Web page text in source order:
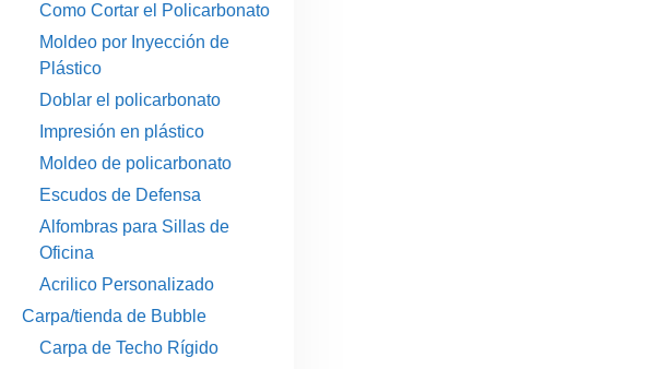
Como Cortar el Policarbonato
Moldeo por Inyección de
Plástico
Doblar el policarbonato
Impresión en plástico
Moldeo de policarbonato
Escudos de Defensa
Alfombras para Sillas de
Oficina
Acrilico Personalizado
Carpa/tienda de Bubble
Carpa de Techo Rígido